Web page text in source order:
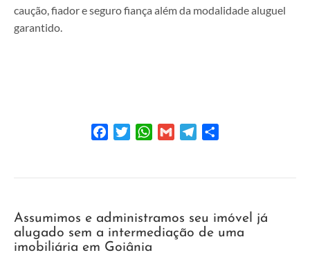
caução, fiador e seguro fiança além da modalidade aluguel
garantido.
FacebookTwitterWhatsApp
Gmail Telegram
Assumimos e administramos seu imóvel já
alugado sem a intermediação de uma
imobiliária em Goiânia